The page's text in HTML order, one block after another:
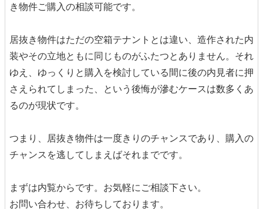
き物件ご購入の相談可能です。
居抜き物件はただの空箱テナントとは違い、造作された内
装やその立地ともに同じものがふたつとありません。それ
ゆえ、ゆっくりと購入を検討している間に後の内見者に押
さえられてしまった、という後悔が滲むケースは数多くあ
るのが現状です。
つまり、居抜き物件は一度きりのチャンスであり、購入の
チャンスを逃してしまえばそれまでです。
まずは内覧からです。お気軽にご相談下さい。
お問い合わせ、お待ちしております。